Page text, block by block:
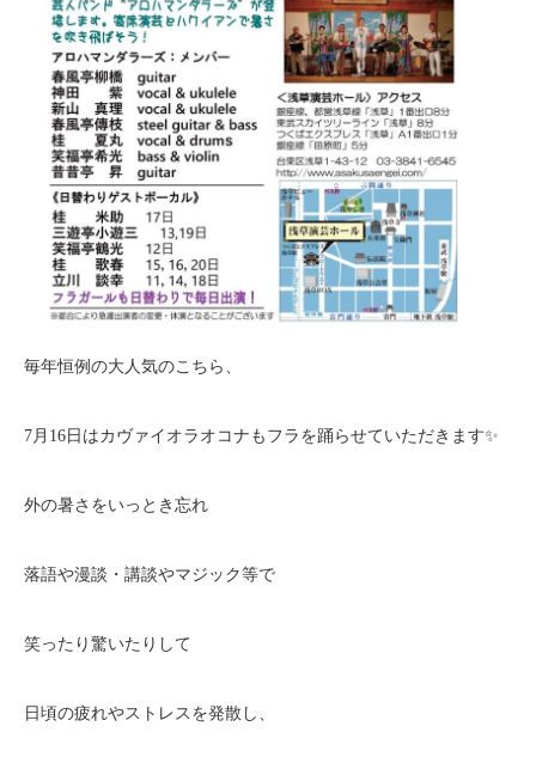
毎年恒例の大人気のこちら、
7月16日はカヴァイオラオコナもフラを踊らせていただきます✨
外の暑さをいっとき忘れ
落語や漫談・講談やマジック等で
笑ったり驚いたりして
日頃の疲れやストレスを発散し、